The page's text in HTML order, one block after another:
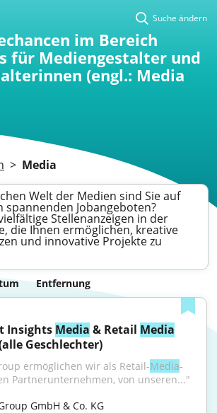
Suche ändern
im Bereich
für Mediengestalter und
(engl.: Media
> Media
Welt der Medien sind Sie auf
spannenden Jobangeboten?
Stellenanzeigen in der
die Ihnen ermöglichen, kreative
und innovative Projekte zu
Entfernung
Insights Media & Retail Media
Geschlechter)
ermöglichen wir als Retail-Media-
Partnerunternehmen, von unseren..."
GmbH & Co. KG